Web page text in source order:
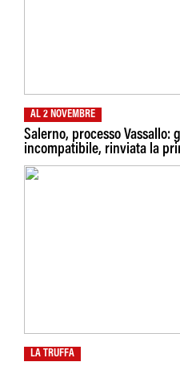
AL 2 NOVEMBRE
Salerno, processo Vassallo:
incompatibile, rinviata la
LA TRUFFA